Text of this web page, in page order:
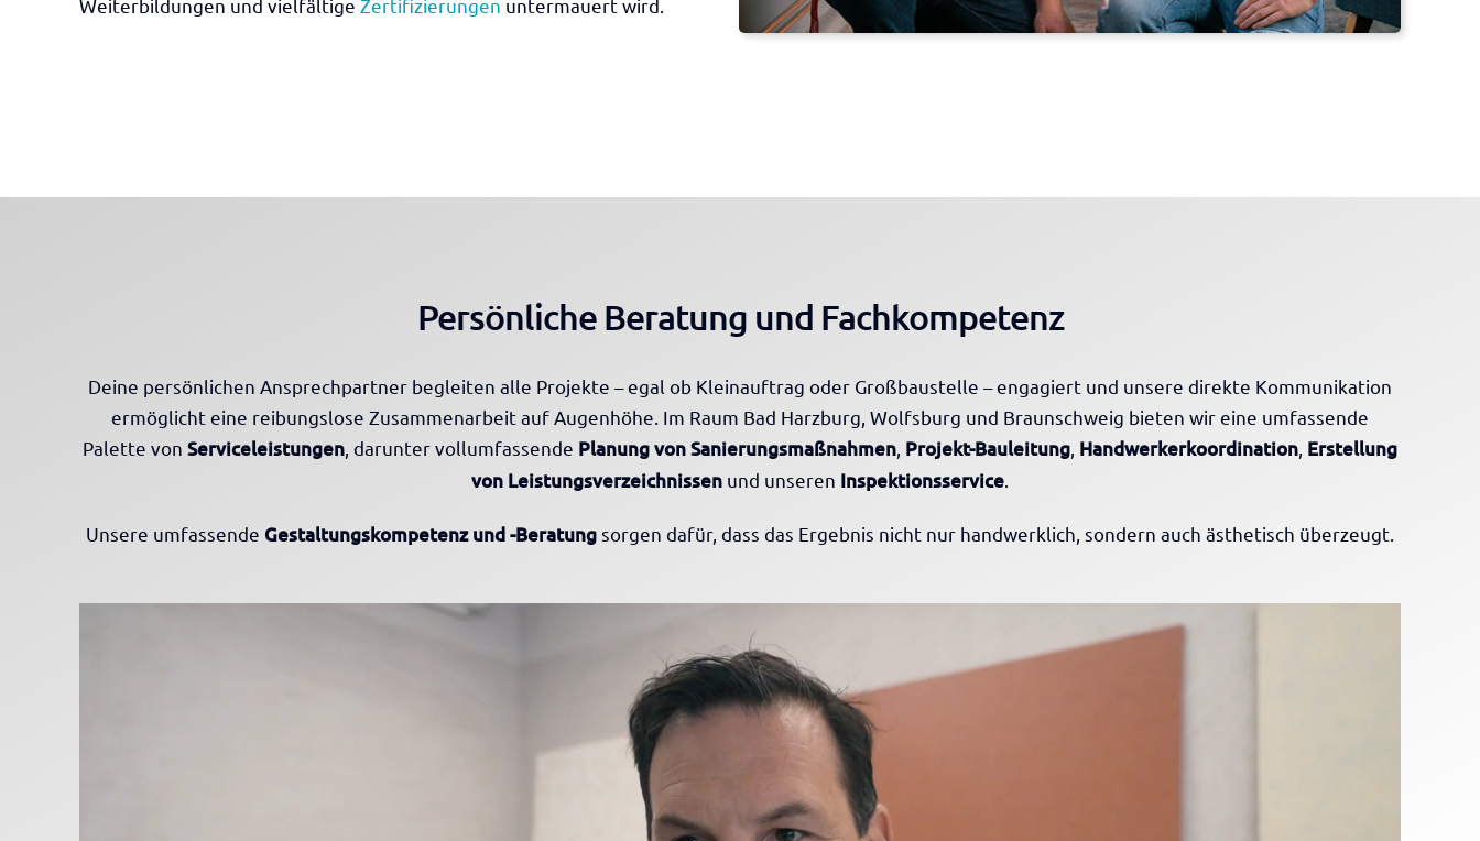
Weiterbildungen und vielfältige Zertifizierungen untermauert wird.
Persönliche Beratung und Fachkompetenz
Deine persönlichen Ansprechpartner begleiten alle Projekte – egal ob Kleinauftrag oder Großbaustelle – engagiert und unsere direkte Kommunikation
ermöglicht eine reibungslose Zusammenarbeit auf Augenhöhe. Im Raum Bad Harzburg, Wolfsburg und Braunschweig bieten wir eine umfassende
Palette von Serviceleistungen , darunter vollumfassende Planung von Sanierungsmaßnahmen Projekt-Bauleitung Handwerkerkoordination Erstellung
von Leistungsverzeichnissen und unseren Inspektionsservice
Unsere umfassende Gestaltungskompetenz und -Beratungsorgen dafür, dass das Ergebnis nicht nur handwerklich, sondern auch ästhetisch überzeugt.